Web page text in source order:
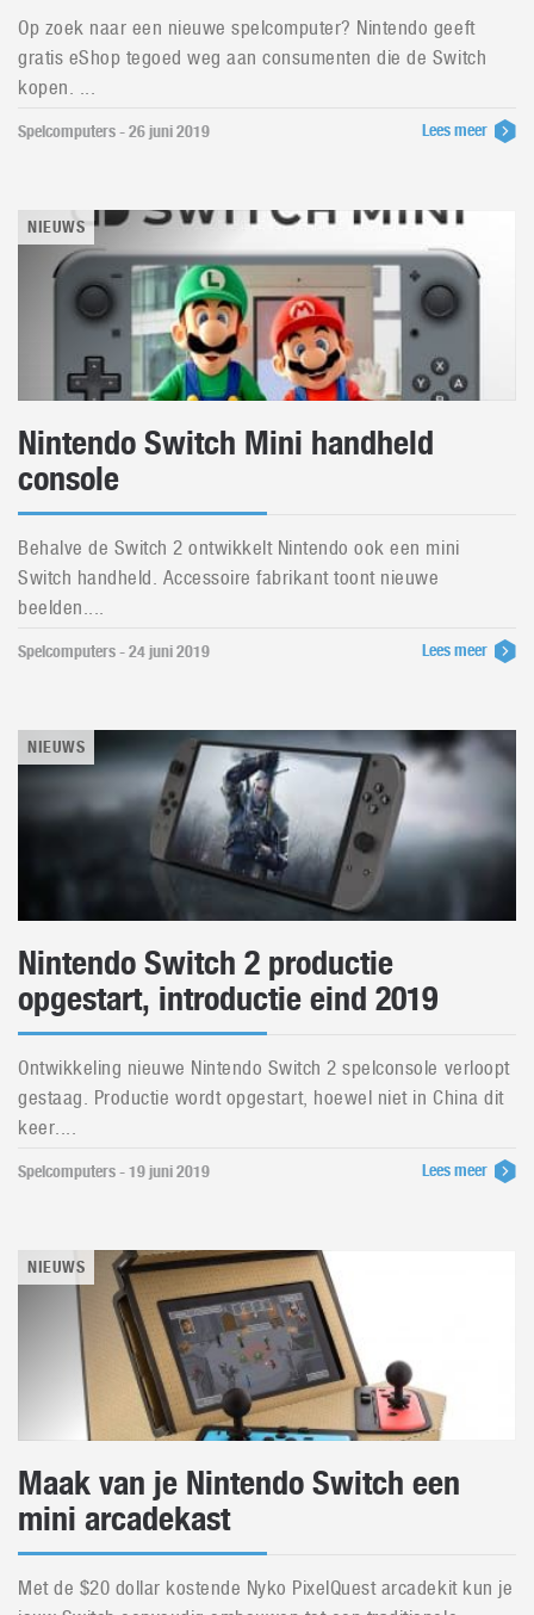
Op zoek naar een nieuwe spelcomputer? Nintendo geeft
gratis eShop tegoed weg aan consumenten die de Switch
kopen. ...
Spelcomputers - 26 juni 2019 Lees meer
NIEUWS
Nintendo Switch Mini handheld
console
Behalve de Switch 2 ontwikkelt Nintendo ook een mini
Switch handheld. Accessoire fabrikant toont nieuwe
beelden....
Spelcomputers - 24 juni 2019 Lees meer
NIEUWS
Nintendo Switch 2 productie
opgestart, introductie eind 2019
Ontwikkeling nieuwe Nintendo Switch 2 spelconsole verloopt
gestaag. Productie wordt opgestart, hoewel niet in China dit
keer....
Spelcomputers - 19 juni 2019 Lees meer
NIEUWS
Maak van je Nintendo Switch een
mini arcadekast
Met de $20 dollar kostende Nyko PixelQuest arcadekit kun je